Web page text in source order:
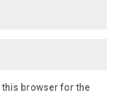
this browser for the